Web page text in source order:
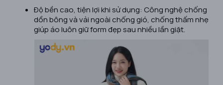
Độ bền cao, tiện lợi khi sử dụng: Công nghệ chống
dồn bông và vải ngoài chống gió, chống thấm nhẹ
giúp áo luôn giữ form đẹp sau nhiều lần giặt.